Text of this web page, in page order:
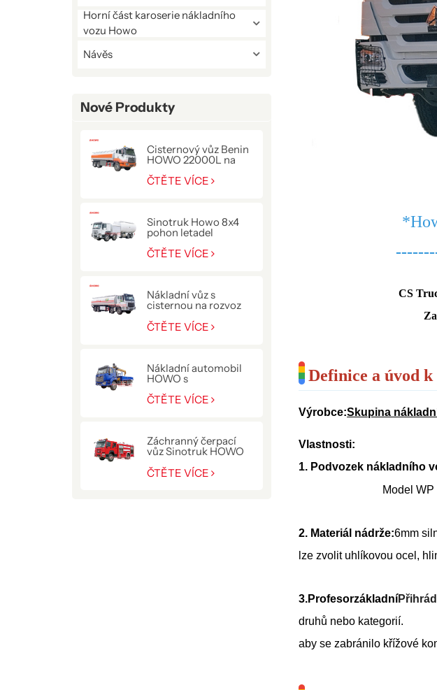
Horní část karoserie nákladního
vozu Howo
Návěs
Nové Produkty
Cisternový vůz Benin
HOWO 22000L na
ČTĚTE VÍCE
Sinotruk Howo 8x4
pohon letadel
tankovací kamion
ČTĚTE VÍCE
Nákladní vůz s
cisternou na rozvoz
400HP
ČTĚTE VÍCE
Nákladní automobil
HOWO s
jeřábem 10 T
ČTĚTE VÍCE
Záchranný čerpací
vůz Sinotruk HOWO
ČTĚTE VÍCE
CS
Definice a úvod
Výrobce:Skupina
Vlastnosti:
1. Podvozek nákladního
Model WP
2. Materiál nádrže:6mm
lze zvolit uhlíkovou ocel,
3.Profesorzákladní
druhů nebo kategorií.
aby se zabránilo křížové